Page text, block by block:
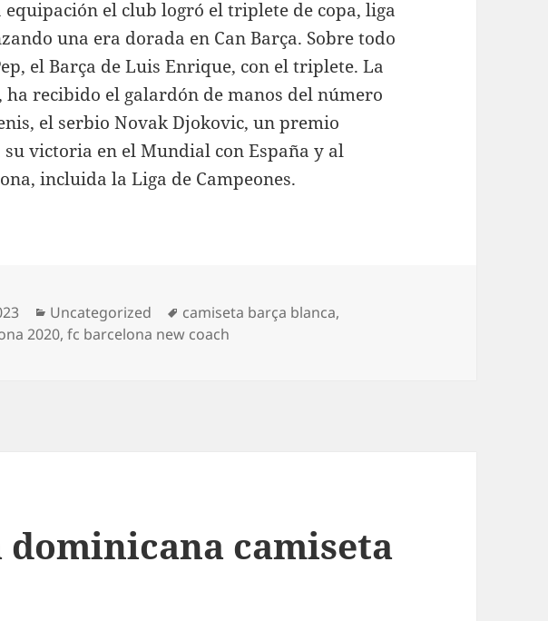
equipación el club logró el triplete de copa, liga
una era dorada en Can Barça. Sobre todo
el Barça de Luis Enrique, con el triplete. La
ha recibido el galardón de manos del número
el serbio Novak Djokovic, un premio
su victoria en el Mundial con España y al
incluida la Liga de Campeones.
Categorías
Uncategorized Etiquetas
camiseta barça blanca,
2020,fc barcelona new coach
camiseta